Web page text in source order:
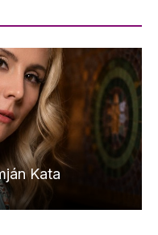
Kata